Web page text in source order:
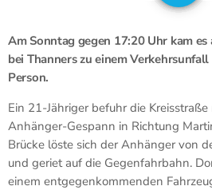
Am Sonntag gegen 17:20 Uhr kam
bei Thanners zu einem
Person.
Ein 21-Jähriger befuhr die
Anhänger-Gespann in Richtung
Brücke löste sich der Anhänger von
und geriet auf die Gegenfahrbahn.
einem entgegenkommenden